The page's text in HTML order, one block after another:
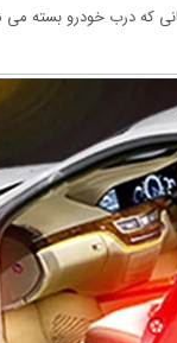
که درب خودرو بسته می